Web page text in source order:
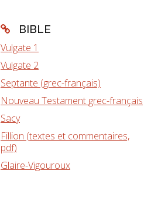
BIBLE
Vulgate 1
Vulgate 2
Septante (grec-français)
Nouveau Testament grec-français
Sacy
Fillion (textes et commentaires,
pdf)
Glaire-Vigouroux